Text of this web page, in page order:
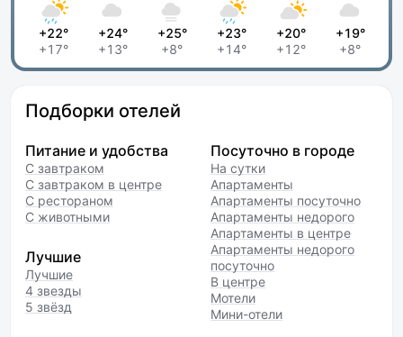
+22°
+17°
+24°
+13°
+25°
+8°
+23°
+14°
+20°
+12°
+19°
+8°
Подборки отелей
Питание и удобства
С завтраком
С завтраком в центре
С рестораном
С животными
Лучшие
Лучшие
4 звезды
5 звёзд
Посуточно в городе
На сутки
Апартаменты
Апартаменты посуточно
Апартаменты недорого
Апартаменты в центре
Апартаменты недорого
посуточно
В центре
Мотели
Мини-отели